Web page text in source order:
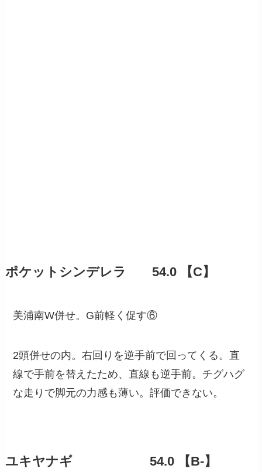
ポケットシンデレラ 54.0 【C】
美浦南W併せ。G前軽く促す⑥
2頭併せの内。右回りを逆手前で回ってくる。直
線で手前を替えたため、直線も逆手前。チグハグ
な走りで脚元の力感も薄い。評価できない。
ユキヤナギ 54.0 【B-】